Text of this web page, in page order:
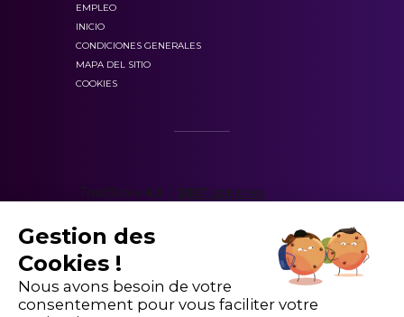
EMPLEO
INICIO
CONDICIONES GENERALES
MAPA DEL SITIO
COOKIES
Gestion des
Cookies !
Nous avons besoin de votre
consentement pour vous faciliter votre